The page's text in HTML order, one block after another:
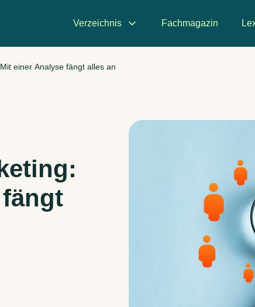
Verzeichnis Fachmagazin
einer Analyse fängt alles an